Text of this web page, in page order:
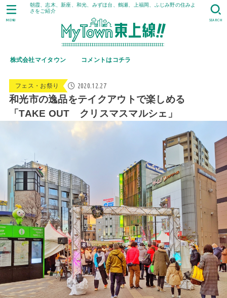
朝霞、志木、新座、和光、みずほ台、鶴瀬、上福岡、ふじみ野の住みよ
さをご紹介
株式会社マイタウン コメントはコチラ
SEARCH
MENU
フェス・お祭り 2020.12.27
和光市の逸品をテイクアウトで楽しめる
「TAKE OUT クリスマスマルシェ」